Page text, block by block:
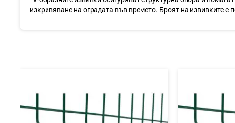
изкривяване на оградата във времето. Броят на извивките е